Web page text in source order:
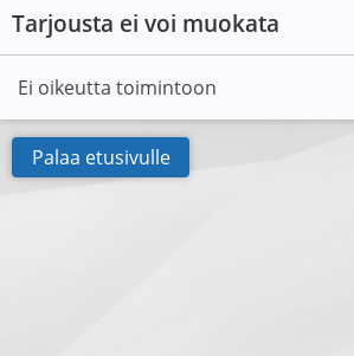
Tarjousta ei voi muokata
Ei oikeutta toimintoon
Palaa etusivulle